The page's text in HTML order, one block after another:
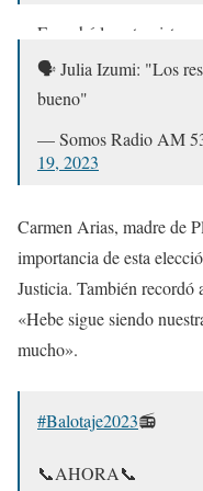
Escuchá la entrevista
— Somos Radio AM
19, 2023
🗣️ Julia Izumi: "Los
bueno"
— Somos Radio AM
19, 2023
Carmen Arias, madre de
importancia de esta
Justicia. También
«Hebe sigue siendo
mucho».
#Balotaje2023📻
📞AHORA📞